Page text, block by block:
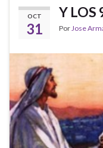
OCT
31
Y LOS
Por Jose